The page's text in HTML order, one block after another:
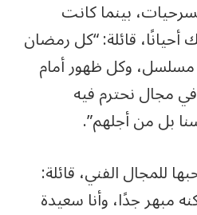
بينما كانت
قائلة: “كل رمضان
مسلسل، وكل ظهور أمام
مجال نحترم فيه
بل من أجلهم”.
للمجال الفني، قائلة:
مبهر جدًا، وأنا سعيدة